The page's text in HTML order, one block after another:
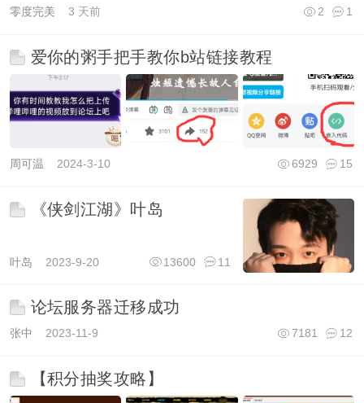
零度完美 3 天前 1
2
爱你的粥手把手教你b站链接教程
周可温 2024-3-10 15
6929
《侠剑江湖》叶岛
叶岛 2023-9-20 11
13600
论坛服务器迁移成功
张中 2023-11-9 12
7181
【积分抽奖攻略】